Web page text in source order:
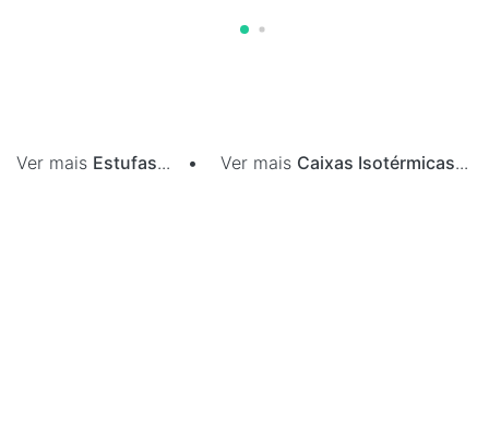
Ver mais Estufas... • Ver mais Caixas Isotérmicas...